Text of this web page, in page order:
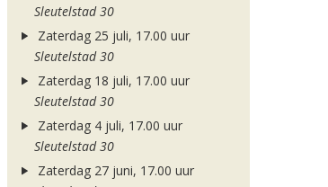
Sleutelstad 30
Zaterdag 25 juli, 17.00 uur
Sleutelstad 30
Zaterdag 18 juli, 17.00 uur
Sleutelstad 30
Zaterdag 4 juli, 17.00 uur
Sleutelstad 30
Zaterdag 27 juni, 17.00 uur